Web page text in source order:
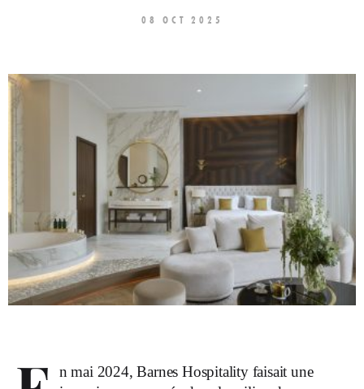
08 OCT 2025
n mai 2024, Barnes Hospitality faisait une